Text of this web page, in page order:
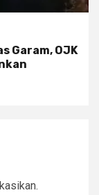
Garam, OJK